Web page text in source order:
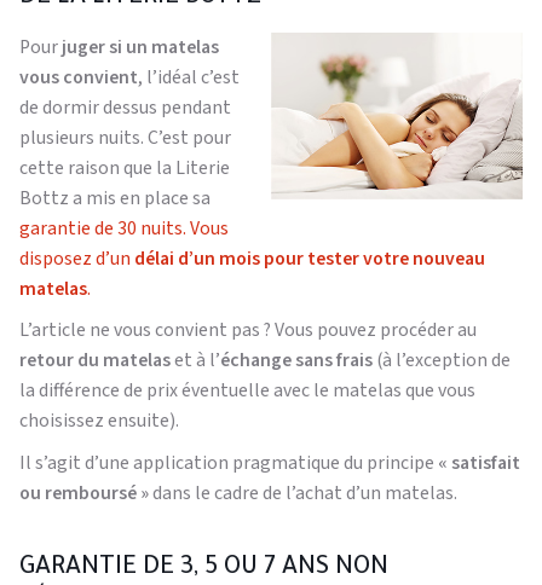
Pourjuger si un matelas
vous convient, l’idéal c’est
de dormir dessus pendant
plusieurs nuits. C’est pour
cette raison que la Literie
Bottz a mis en place sa
garantie de 30 nuits. Vous
disposez d’un délai d’un mois pour tester votre nouveau
matelas.
L’article ne vous convient pas ? Vous pouvez procéder au
retour du matelaset à l’échange sans frais(à l’exception de
la différence de prix éventuelle avec le matelas que vous
choisissez ensuite).
Il s’agit d’une application pragmatique du principe « satisfait
ou remboursé »dans le cadre de l’achat d’un matelas.
GARANTIE DE 3, 5 OU 7 ANS NON